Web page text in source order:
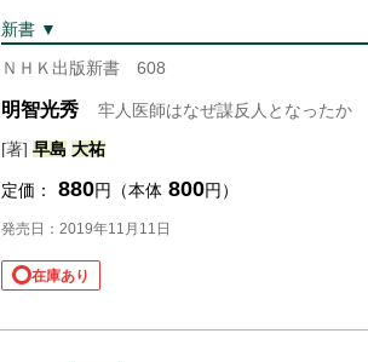
新書 ▼
ＮＨＫ出版新書 608
明智光秀
牢人医師はなぜ謀反人となったか
[著] 早島 大祐
定価： 880円（本体 800円）
発売日：2019年11月11日
在庫あり